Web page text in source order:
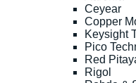
Ceyear
Copper
Keysight
Pico
Red
Rigol